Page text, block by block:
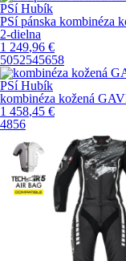
PSí Hubík
PSí pánska kombinéza
2-dielna
1 249,96 €
5052545658
PSí Hubík
kombinéza kožená
1 458,45 €
4856